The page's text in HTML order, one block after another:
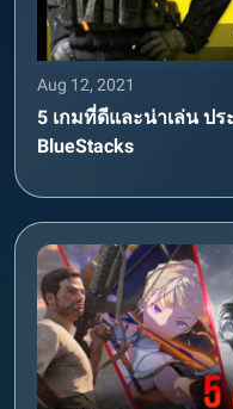
Aug 12, 2021
5 เกมที่ดีและน่าเล่น ป
BlueStacks